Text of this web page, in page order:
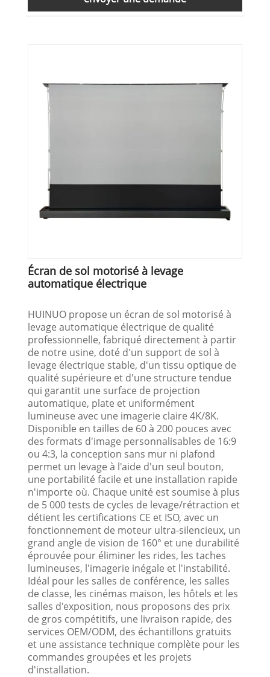
Écran de sol motorisé à levage
automatique électrique
HUINUO propose un écran de sol motorisé à
levage automatique électrique de qualité
professionnelle, fabriqué directement à partir
de notre usine, doté d'un support de sol à
levage électrique stable, d'un tissu optique de
qualité supérieure et d'une structure tendue
qui garantit une surface de projection
automatique, plate et uniformément
lumineuse avec une imagerie claire 4K/8K.
Disponible en tailles de 60 à 200 pouces avec
des formats d'image personnalisables de 16:9
ou 4:3, la conception sans mur ni plafond
permet un levage à l'aide d'un seul bouton,
une portabilité facile et une installation rapide
n'importe où. Chaque unité est soumise à plus
de 5 000 tests de cycles de levage/rétraction et
détient les certifications CE et ISO, avec un
fonctionnement de moteur ultra-silencieux, un
grand angle de vision de 160° et une durabilité
éprouvée pour éliminer les rides, les taches
lumineuses, l'imagerie inégale et l'instabilité.
Idéal pour les salles de conférence, les salles
de classe, les cinémas maison, les hôtels et les
salles d'exposition, nous proposons des prix
de gros compétitifs, une livraison rapide, des
services OEM/ODM, des échantillons gratuits
et une assistance technique complète pour les
commandes groupées et les projets
d'installation.